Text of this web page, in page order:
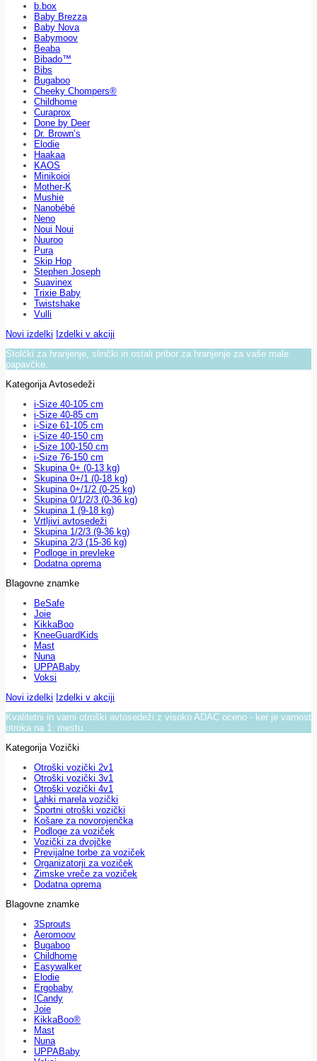
b.box
Baby Brezza
Baby Nova
Babymoov
Beaba
Bibado™
Bibs
Bugaboo
Cheeky Chompers®
Childhome
Curaprox
Done by Deer
Dr. Brown’s
Elodie
Haakaa
KAOS
Minikoioi
Mother-K
Mushie
Nanobébé
Neno
Noui Noui
Nuuroo
Pura
Skip Hop
Stephen Joseph
Suavinex
Trixie Baby
Twistshake
Vulli
Novi izdelki Izdelki v akciji
Stolčki za hranjenje, slinčki in ostali pribor za hranjenje za vaše male
papavčke.
Kategorija Avtosedeži
i-Size 40-105 cm
i-Size 40-85 cm
i-Size 61-105 cm
i-Size 40-150 cm
i-Size 100-150 cm
i-Size 76-150 cm
Skupina 0+ (0-13 kg)
Skupina 0+/1 (0-18 kg)
Skupina 0+/1/2 (0-25 kg)
Skupina 0/1/2/3 (0-36 kg)
Skupina 1 (9-18 kg)
Vrtljivi avtosedeži
Skupina 1/2/3 (9-36 kg)
Skupina 2/3 (15-36 kg)
Podloge in prevleke
Dodatna oprema
Blagovne znamke
BeSafe
Joie
KikkaBoo
KneeGuardKids
Mast
Nuna
UPPABaby
Voksi
Novi izdelki Izdelki v akciji
Kvalitetni in varni otroški avtosedeži z visoko ADAC oceno - ker je varnost
otroka na 1. mestu.
Kategorija Vozički
Otroški vozički 2v1
Otroški vozički 3v1
Otroški vozički 4v1
Lahki marela vozički
Športni otroški vozički
Košare za novorojenčka
Podloge za voziček
Vozički za dvojčke
Previjalne torbe za voziček
Organizatorji za voziček
Zimske vreče za voziček
Dodatna oprema
Blagovne znamke
3Sprouts
Aeromoov
Bugaboo
Childhome
Easywalker
Elodie
Ergobaby
ICandy
Joie
KikkaBoo®
Mast
Nuna
UPPABaby